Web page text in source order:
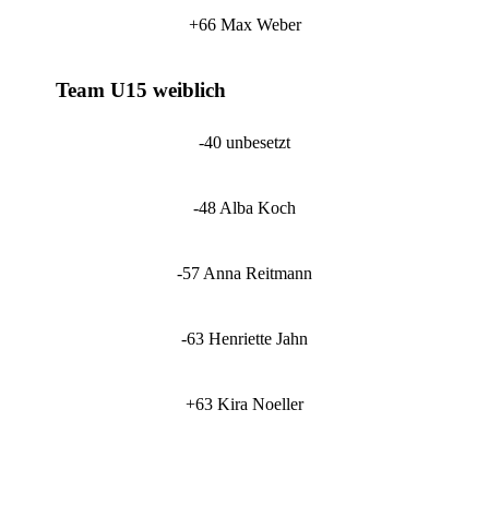
+66 Max Weber
Team U15 weiblich
-40 unbesetzt
-48 Alba Koch
-57 Anna Reitmann
-63 Henriette Jahn
+63 Kira Noeller